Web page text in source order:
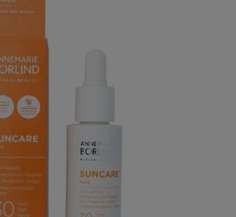
winkelwagen is leeg.
Vul hem met producten.